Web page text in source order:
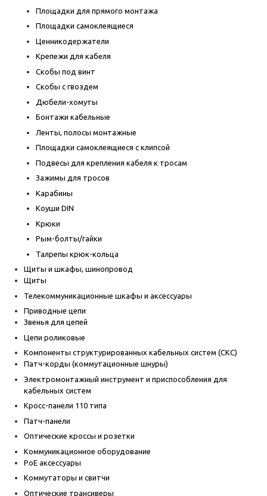
Площадки для прямого монтажа
Площадки самоклеящиеся
Ценникодержатели
Крепежи для кабеля
Скобы под винт
Скобы с гвоздем
Дюбели-хомуты
Бонтажи кабельные
Ленты, полосы монтажные
Площадки самоклеящиеся с клипсой
Подвесы для крепления кабеля к тросам
Зажимы для тросов
Карабины
Коуши DIN
Крюки
Рым-болты/гайки
Талрепы крюк-кольца
Щиты и шкафы, шинопровод
Щиты
Телекоммуникационные шкафы и аксессуары
Приводные цепи
Звенья для цепей
Цепи роликовые
Компоненты структурированных кабельных систем (СКС)
Патч-корды (коммутационные шнуры)
Электромонтажный инструмент и приспособления для
кабельных систем
Кросс-панели 110 типа
Патч-панели
Оптические кроссы и розетки
Коммуникационное оборудование
PoE аксессуары
Коммутаторы и свитчи
Оптические трансиверы